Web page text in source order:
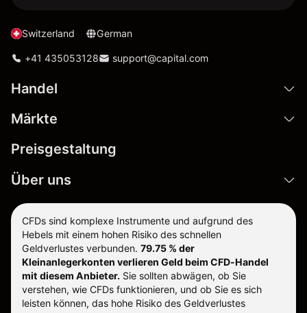
Switzerland German
+41 435053128 support@capital.com
Handel
Märkte
Preisgestaltung
Über uns
CFDs sind komplexe Instrumente und aufgrund des
Hebels mit einem hohen Risiko des schnellen
Geldverlustes verbunden. 79.75 % der
Kleinanlegerkonten verlieren Geld beim CFD-Handel
mit diesem Anbieter. Sie sollten abwägen, ob Sie
verstehen, wie CFDs funktionieren, und ob Sie es sich
leisten können, das hohe Risiko des Geldverlustes